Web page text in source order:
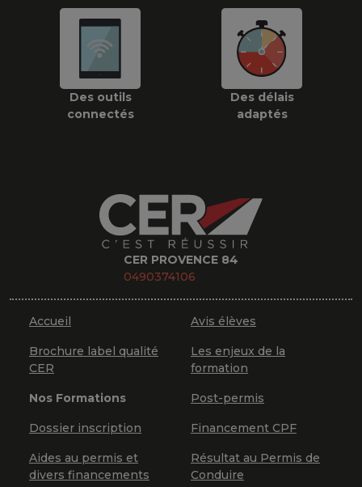
Des outils
connectés
Des délais
adaptés
CER PROVENCE 84
0490374106
Accueil Avis élèves
Brochure label qualité
CER
Les enjeux de la
formation
Nos Formations Post-permis
Dossier inscription Financement CPF
Aides au permis et
divers financements
Résultat au Permis de
Conduire